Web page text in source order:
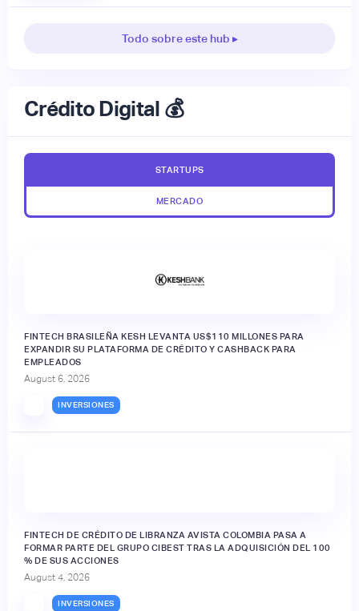
Todo sobre este hub ▸
Crédito Digital 💰
STARTUPS
MERCADO
FINTECH BRASILEÑA KESH LEVANTA US$110 MILLONES PARA
EXPANDIR SU PLATAFORMA DE CRÉDITO Y CASHBACK PARA
EMPLEADOS
August 6, 2026
INVERSIONES
FINTECH DE CRÉDITO DE LIBRANZA AVISTA COLOMBIA PASA A
FORMAR PARTE DEL GRUPO CIBEST TRAS LA ADQUISICIÓN DEL 100
% DE SUS ACCIONES
August 4, 2026
INVERSIONES